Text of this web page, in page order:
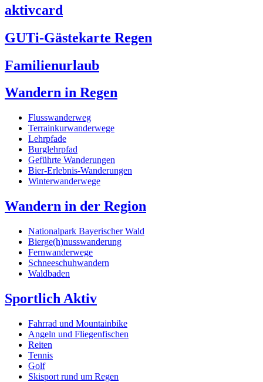
aktivcard
GUTi-Gästekarte Regen
Familienurlaub
Wandern in Regen
Flusswanderweg
Terrainkurwanderwege
Lehrpfade
Burglehrpfad
Geführte Wanderungen
Bier-Erlebnis-Wanderungen
Winterwanderwege
Wandern in der Region
Nationalpark Bayerischer Wald
Bierge(h)nusswanderung
Fernwanderwege
Schneeschuhwandern
Waldbaden
Sportlich Aktiv
Fahrrad und Mountainbike
Angeln und Fliegenfischen
Reiten
Tennis
Golf
Skisport rund um Regen